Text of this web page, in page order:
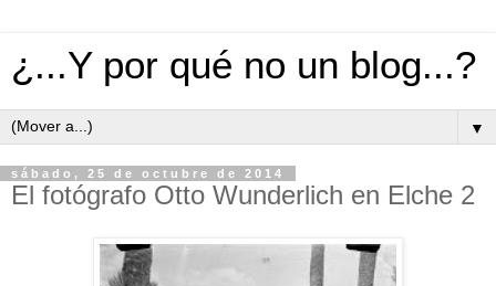
¿...Y por qué no un blog...?
▼
sábado, 25 de octubre de 2014
El fotógrafo Otto Wunderlich en Elche 2